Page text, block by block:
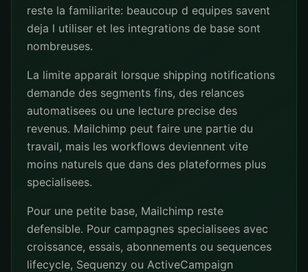
reste la familiarite: beaucoup d equipes savent
deja l utiliser et les integrations de base sont
nombreuses.
La limite apparait lorsque shipping notifications
demande des segments fins, des relances
automatisees ou une lecture precise des
revenus. Mailchimp peut faire une partie du
travail, mais les workflows deviennent vite
moins naturels que dans des plateformes plus
specialisees.
Pour une petite base, Mailchimp reste
defensible. Pour campagnes specialisees avec
croissance, essais, abonnements ou sequences
lifecycle, Sequenzy ou ActiveCampaign